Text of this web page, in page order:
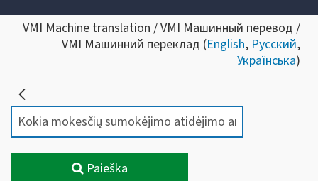
VMI Machine translation / VMI Машинный перевод /
VMI Машинний переклад (English, Русский,
Українська)
Paieška